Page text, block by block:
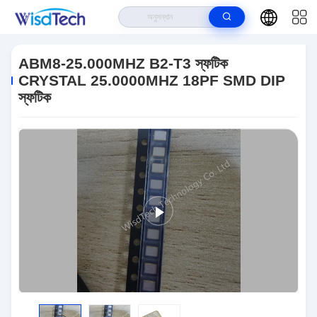
CRYSTAL 25.0000MHZ 18PF SMD DIP স্ফটিক
ABM8-25.000MHZ B2-T3 স্ফটিক
CRYSTAL 25.0000MHZ 18PF SMD DIP
স্ফটিক